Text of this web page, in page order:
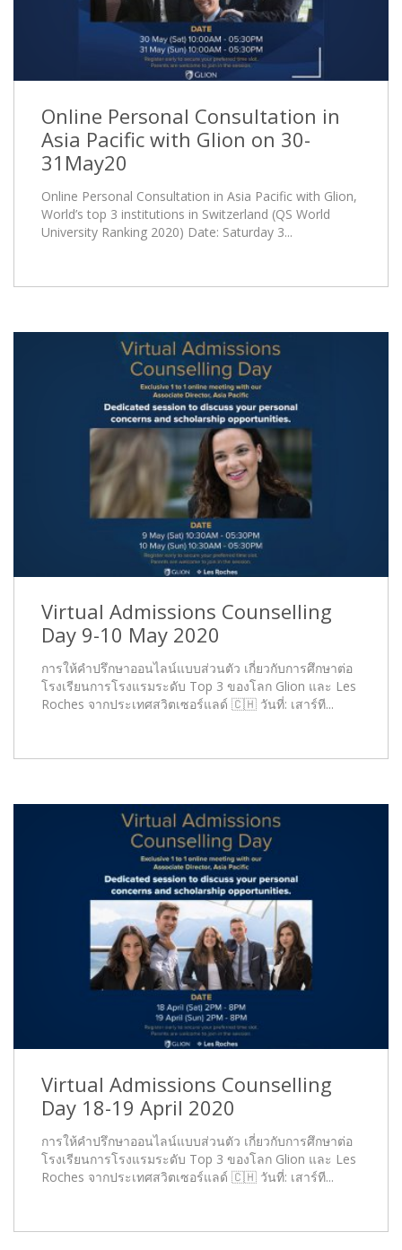
Online Personal Consultation in
Asia Pacific with Glion on 30-
31May20
Online Personal Consultation in Asia Pacific with Glion,
World’s top 3 institutions in Switzerland (QS World
University Ranking 2020) Date: Saturday 3...
Virtual Admissions Counselling
Day 9-10 May 2020
การให้คำปรึกษาออนไลน์แบบส่วนตัว เกี่ยวกับการศึกษาต่อ
โรงเรียนการโรงแรมระดับ Top 3 ของโลก Glion และ Les
Roches จากประเทศสวิตเซอร์แลด์ 🇨🇭 วันที่: เสาร์ที...
Virtual Admissions Counselling
Day 18-19 April 2020
การให้คำปรึกษาออนไลน์แบบส่วนตัว เกี่ยวกับการศึกษาต่อ
โรงเรียนการโรงแรมระดับ Top 3 ของโลก Glion และ Les
Roches จากประเทศสวิตเซอร์แลด์ 🇨🇭 วันที่: เสาร์ที...